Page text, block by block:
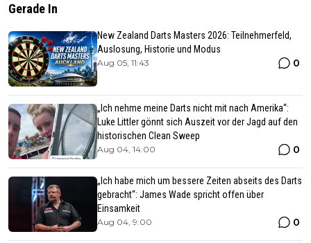
Gerade In
New Zealand Darts Masters 2026: Teilnehmerfeld,
Auslosung, Historie und Modus
Aug 05, 11:43 0
„Ich nehme meine Darts nicht mit nach Amerika“:
Luke Littler gönnt sich Auszeit vor der Jagd auf den
historischen Clean Sweep
Aug 04, 14:00 0
„Ich habe mich um bessere Zeiten abseits des Darts
gebracht“: James Wade spricht offen über
Einsamkeit
Aug 04, 9:00 0